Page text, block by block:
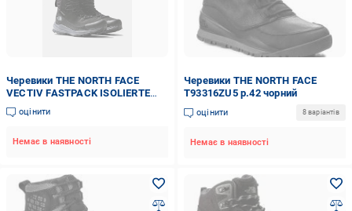
Черевики THE NORTH FACE
VECTIV FASTPACK ISOLIERTE
FUTURELIGHT р. 44 Чорний
(SPUNF0A7W53NY71 44)
оцінити
Немає в наявності
Черевики THE NORTH FACE
T93316ZU5 р.42 чорний
оцінити 8 варіантів
Немає в наявності